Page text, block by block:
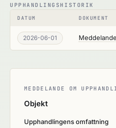
UPPHANDLINGSHISTORIK
DATUM DOKUMENT
2026-06-01
MEDDELANDE OM
Objekt
Upphandlingens omfattning